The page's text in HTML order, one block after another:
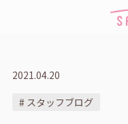
2021.04.20
# スタッフブログ